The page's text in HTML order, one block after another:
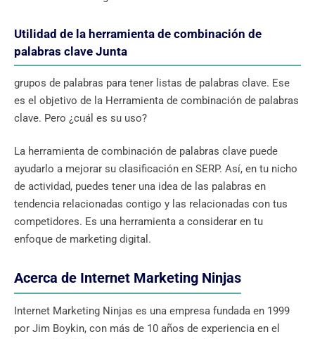
Utilidad de la herramienta de combinación de
palabras clave Junta
grupos de palabras para tener listas de palabras clave. Ese
es el objetivo de la Herramienta de combinación de palabras
clave. Pero ¿cuál es su uso?
La herramienta de combinación de palabras clave puede
ayudarlo a mejorar su clasificación en SERP. Así, en tu nicho
de actividad, puedes tener una idea de las palabras en
tendencia relacionadas contigo y las relacionadas con tus
competidores. Es una herramienta a considerar en tu
enfoque de marketing digital.
Acerca de Internet Marketing Ninjas
Internet Marketing Ninjas es una empresa fundada en 1999
por Jim Boykin, con más de 10 años de experiencia en el